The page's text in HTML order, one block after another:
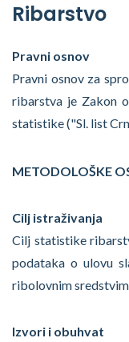
Ribarstvo
Pravni osnov
Pravni osnov za
ribarstva je Zakon
statistike ("Sl. list
METODOLOŠKE
Cilj istraživanja
Cilj statistike
podataka o ulovu
ribolovnim
Izvori i obuhvat